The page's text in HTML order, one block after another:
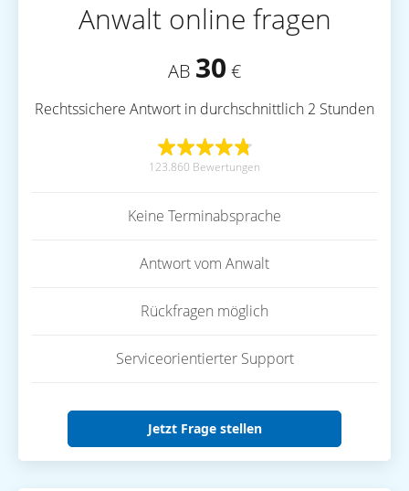
Anwalt online fragen
AB 30 €
Rechtssichere Antwort in durchschnittlich 2 Stunden
123.860 Bewertungen
Keine Terminabsprache
Antwort vom Anwalt
Rückfragen möglich
Serviceorientierter Support
Jetzt Frage stellen